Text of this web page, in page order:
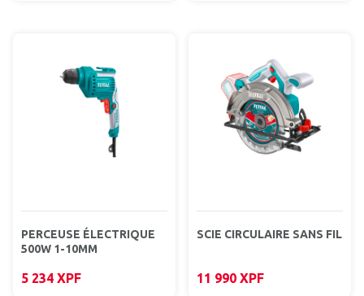
PERCEUSE ÉLECTRIQUE
500W 1-10MM
5 234 XPF
SCIE CIRCULAIRE SANS FIL
11 990XPF